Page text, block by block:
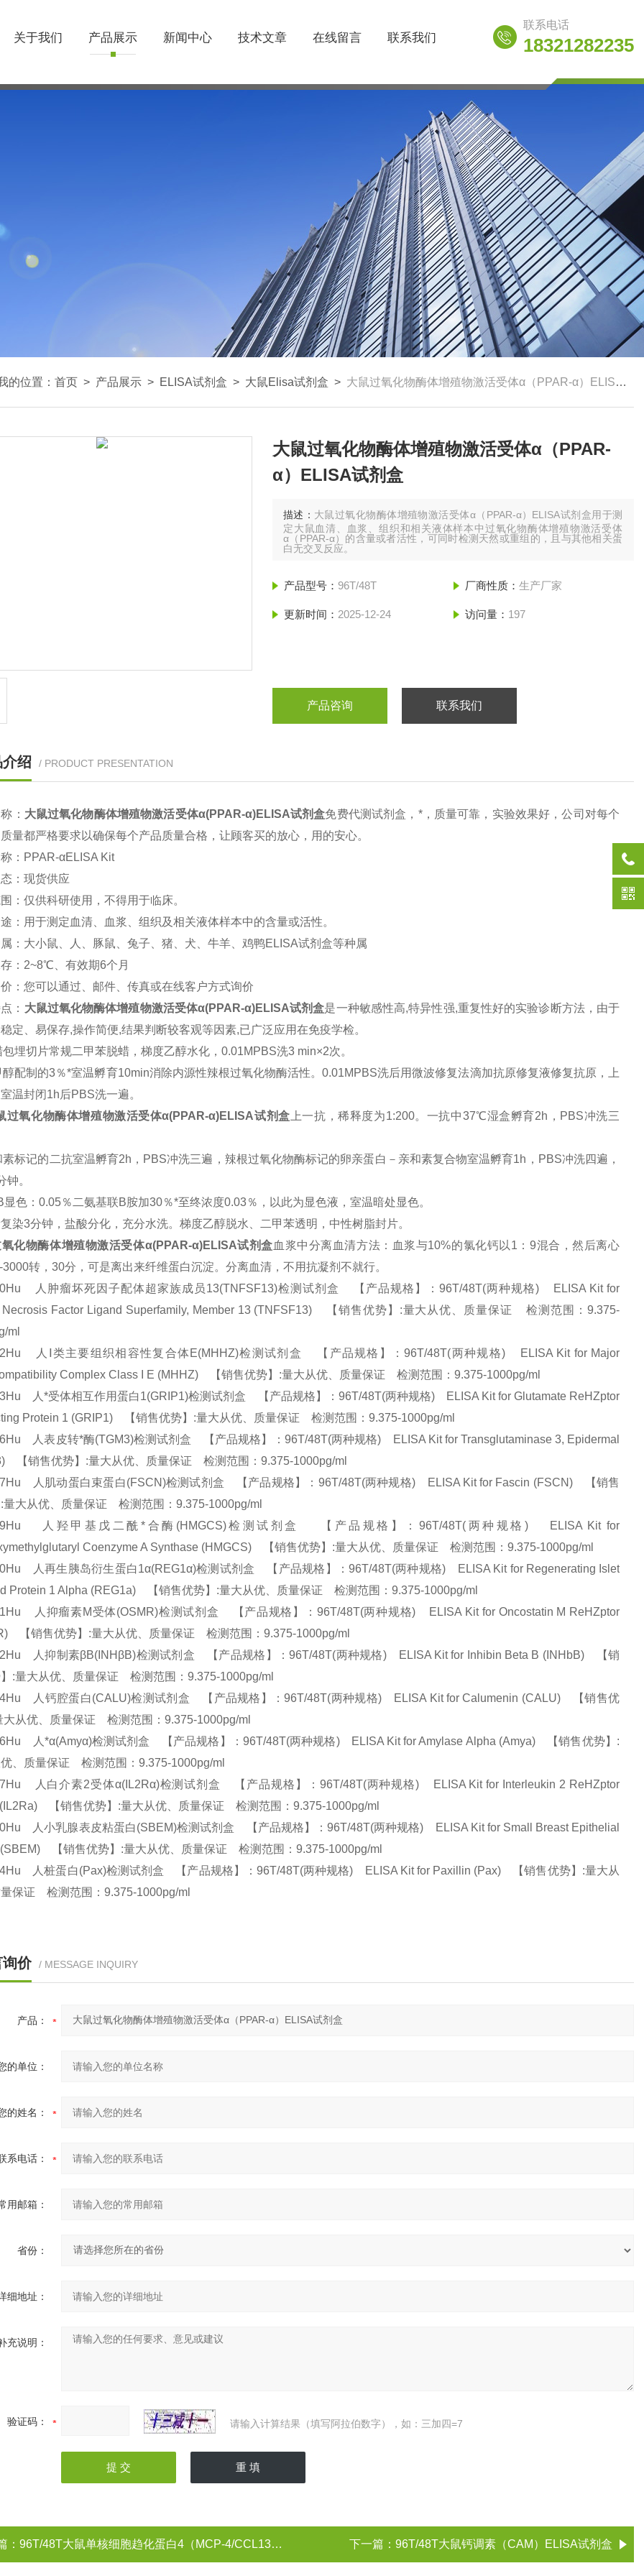
关于我们 产品展示 新闻中心 技术文章 在线留言 联系我们
联系电话
18321282235
的位置： 首页 > 产品展示 > ELISA试剂盒 > 大鼠Elisa试剂盒 > 大鼠过氧化物酶体增殖物激活受体α（PPAR-α）ELISA试剂盒
大鼠过氧化物酶体增殖物激活受体α（PPAR-
α）ELISA试剂盒
描述： 大鼠过氧化物酶体增殖物激活受体α（PPAR-α）ELISA试剂盒用于测
定大鼠血清、血浆、组织和相关液体样本中过氧化物酶体增殖物激活受体
α（PPAR-α）的含量或者活性，可同时检测天然或重组的，且与其他相关蛋
白无交叉反应。
产品型号： 96T/48T 厂商性质： 生产厂家
更新时间： 2025-12-24 访问量： 197
产品咨询 联系我们
绍 / PRODUCT PRESENTATION
： 大鼠过氧化物酶体增殖物激活受体α(PPAR-α)ELISA试剂盒免费代测试剂盒，*，质量可靠，实验效果好，公司对每个
量都严格要求以确保每个产品质量合格，让顾客买的放心，用的安心。
： PPAR-αELISA Kit
：现货供应
：仅供科研使用，不得用于临床。
：用于测定血清、血浆、组织及相关液体样本中的含量或活性。
：大小鼠、人、豚鼠、兔子、猪、犬、牛羊、鸡鸭ELISA试剂盒等种属
：2~8℃、有效期6个月
：您可以通过、邮件、传真或在线客户方式询价
： 大鼠过氧化物酶体增殖物激活受体α(PPAR-α)ELISA试剂盒是一种敏感性高,特异性强,重复性好的实验诊断方法，由于
定、易保存,操作简便,结果判断较客观等因素,已广泛应用在免疫学检。
包埋切片常规二甲苯脱蜡，梯度乙醇水化，0.01MPBS洗3 min×2次。
醇配制的3％*室温孵育10min消除内源性辣根过氧化物酶活性。0.01MPBS洗后用微波修复法滴加抗原修复液修复抗原，上
温封闭1h后PBS洗一遍。
过氧化物酶体增殖物激活受体α(PPAR-α)ELISA试剂盒 上一抗，稀释度为1:200。一抗中37℃湿盒孵育2h，PBS冲洗三
素标记的二抗室温孵育2h，PBS冲洗三遍，辣根过氧化物酶标记的卵亲蛋白－亲和素复合物室温孵育1h，PBS冲洗四遍，
钟。
显色：0.05％二氨基联B胺加30％*至终浓度0.03％，以此为显色液，室温暗处显色。
染3分钟，盐酸分化，充分水洗。梯度乙醇脱水、二甲苯透明，中性树脂封片。
化物酶体增殖物激活受体α(PPAR-α)ELISA试剂盒血浆中分离血清方法：血浆与10%的氯化钙以1：9混合，然后离心
3000转，30分，可是离出来纤维蛋白沉淀。分离血清，不用抗凝剂不就行。
人肿瘤坏死因子配体超家族成员13(TNFSF13)检测试剂盒 【产品规格】：96T/48T(两种规格) ELISA Kit for
Necrosis Factor Ligand Superfamily, Member 13 (TNFSF13) 【销售优势】:量大从优、质量保证 检测范围：9.375-
ml
人Ⅰ类主要组织相容性复合体E(MHHZ)检测试剂盒 【产品规格】：96T/48T(两种规格) ELISA Kit for Major
Complex Class I E (MHHZ) 【销售优势】:量大从优、质量保证 检测范围：9.375-1000pg/ml
人*受体相互作用蛋白1(GRIP1)检测试剂盒 【产品规格】：96T/48T(两种规格) ELISA Kit for Glutamate ReHZptor
Protein 1 (GRIP1) 【销售优势】:量大从优、质量保证 检测范围：9.375-1000pg/ml
人表皮转*酶(TGM3)检测试剂盒 【产品规格】：96T/48T(两种规格) ELISA Kit for Transglutaminase 3, Epidermal
【销售优势】:量大从优、质量保证 检测范围：9.375-1000pg/ml
人肌动蛋白束蛋白(FSCN)检测试剂盒 【产品规格】：96T/48T(两种规格) ELISA Kit for Fascin (FSCN) 【销售
量大从优、质量保证 检测范围：9.375-1000pg/ml
人羟甲基戊二酰*合酶(HMGCS)检测试剂盒 【产品规格】：96T/48T(两种规格) ELISA Kit for
Coenzyme A Synthase (HMGCS) 【销售优势】:量大从优、质量保证 检测范围：9.375-1000pg/ml
人再生胰岛衍生蛋白1α(REG1α)检测试剂盒 【产品规格】：96T/48T(两种规格) ELISA Kit for Regenerating Islet
Protein 1 Alpha (REG1a) 【销售优势】:量大从优、质量保证 检测范围：9.375-1000pg/ml
人抑瘤素M受体(OSMR)检测试剂盒 【产品规格】：96T/48T(两种规格) ELISA Kit for Oncostatin M ReHZptor
【销售优势】:量大从优、质量保证 检测范围：9.375-1000pg/ml
人抑制素βB(INHβB)检测试剂盒 【产品规格】：96T/48T(两种规格) ELISA Kit for Inhibin Beta B (INHbB) 【销
:量大从优、质量保证 检测范围：9.375-1000pg/ml
人钙腔蛋白(CALU)检测试剂盒 【产品规格】：96T/48T(两种规格) ELISA Kit for Calumenin (CALU) 【销售优
大从优、质量保证 检测范围：9.375-1000pg/ml
人*α(Amyα)检测试剂盒 【产品规格】：96T/48T(两种规格) ELISA Kit for Amylase Alpha (Amya) 【销售优势】:
、质量保证 检测范围：9.375-1000pg/ml
人白介素2受体α(IL2Rα)检测试剂盒 【产品规格】：96T/48T(两种规格) ELISA Kit for Interleukin 2 ReHZptor
【销售优势】:量大从优、质量保证 检测范围：9.375-1000pg/ml
人小乳腺表皮粘蛋白(SBEM)检测试剂盒 【产品规格】：96T/48T(两种规格) ELISA Kit for Small Breast Epithelial
【销售优势】:量大从优、质量保证 检测范围：9.375-1000pg/ml
人桩蛋白(Pax)检测试剂盒 【产品规格】：96T/48T(两种规格) ELISA Kit for Paxillin (Pax) 【销售优势】:量大从
量保证 检测范围：9.375-1000pg/ml
价 / MESSAGE INQUIRY
产品：
的单位：
的姓名：
系电话：
用邮箱：
省份：
细地址：
充说明：
验证码： 请输入计算结果（填写阿拉伯数字），如：三加四=7
： 96T/48T大鼠单核细胞趋化蛋白4（MCP-4/CCL13）ELISA试剂盒 下一篇： 96T/48T大鼠钙调素（CAM）ELISA试剂盒